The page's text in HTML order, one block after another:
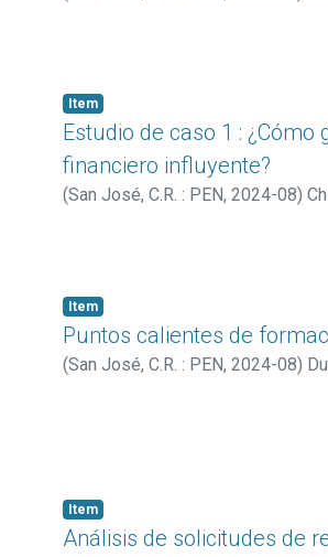
Item
Estudio de caso 1 :
financiero influyente?
(San José, C.R. : PEN, 2024-08)
Item
Puntos calientes de
(San José, C.R. : PEN, 2024-08)
Item
Análisis de solicitudes de